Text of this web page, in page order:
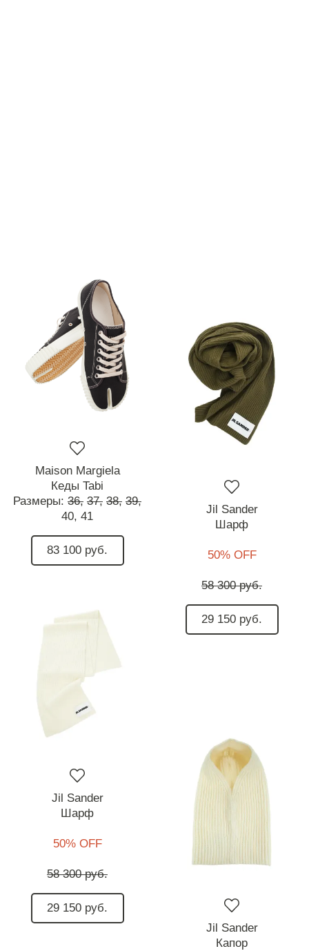
Maison Margiela
Кеды Tabi
Размеры: 36, 37, 38, 39,
40, 41
83 100 руб.
Jil Sander
Шарф
50% OFF
58 300 руб.
29 150 руб.
Jil Sander
Шарф
50% OFF
58 300 руб.
29 150 руб.
Jil Sander
Капор